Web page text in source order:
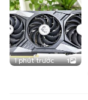
1 phút trước 1